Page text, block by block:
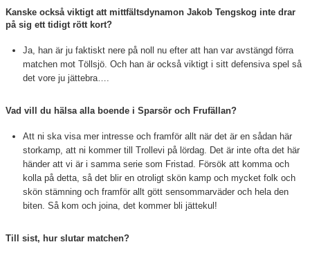
Kanske också viktigt att mittfältsdynamon Jakob Tengskog inte drar
på sig ett tidigt rött kort?
Ja, han är ju faktiskt nere på noll nu efter att han var avstängd förra
matchen mot Töllsjö. Och han är också viktigt i sitt defensiva spel så
det vore ju jättebra….
Vad vill du hälsa alla boende i Sparsör och Frufällan?
Att ni ska visa mer intresse och framför allt när det är en sådan här
storkamp, att ni kommer till Trollevi på lördag. Det är inte ofta det här
händer att vi är i samma serie som Fristad. Försök att komma och
kolla på detta, så det blir en otroligt skön kamp och mycket folk och
skön stämning och framför allt gött sensommarväder och hela den
biten. Så kom och joina, det kommer bli jättekul!
Till sist, hur slutar matchen?